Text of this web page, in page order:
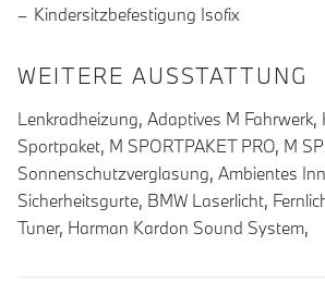
Kindersitzbefestigung Isofix
WEITERE AUSSTATTUNG
Lenkradheizung, Adaptives M
Sportpaket, M SPORTPAKET PRO, M
Sonnenschutzverglasung, Ambientes
Sicherheitsgurte, BMW Laserlicht,
Tuner, Harman Kardon Sound System,